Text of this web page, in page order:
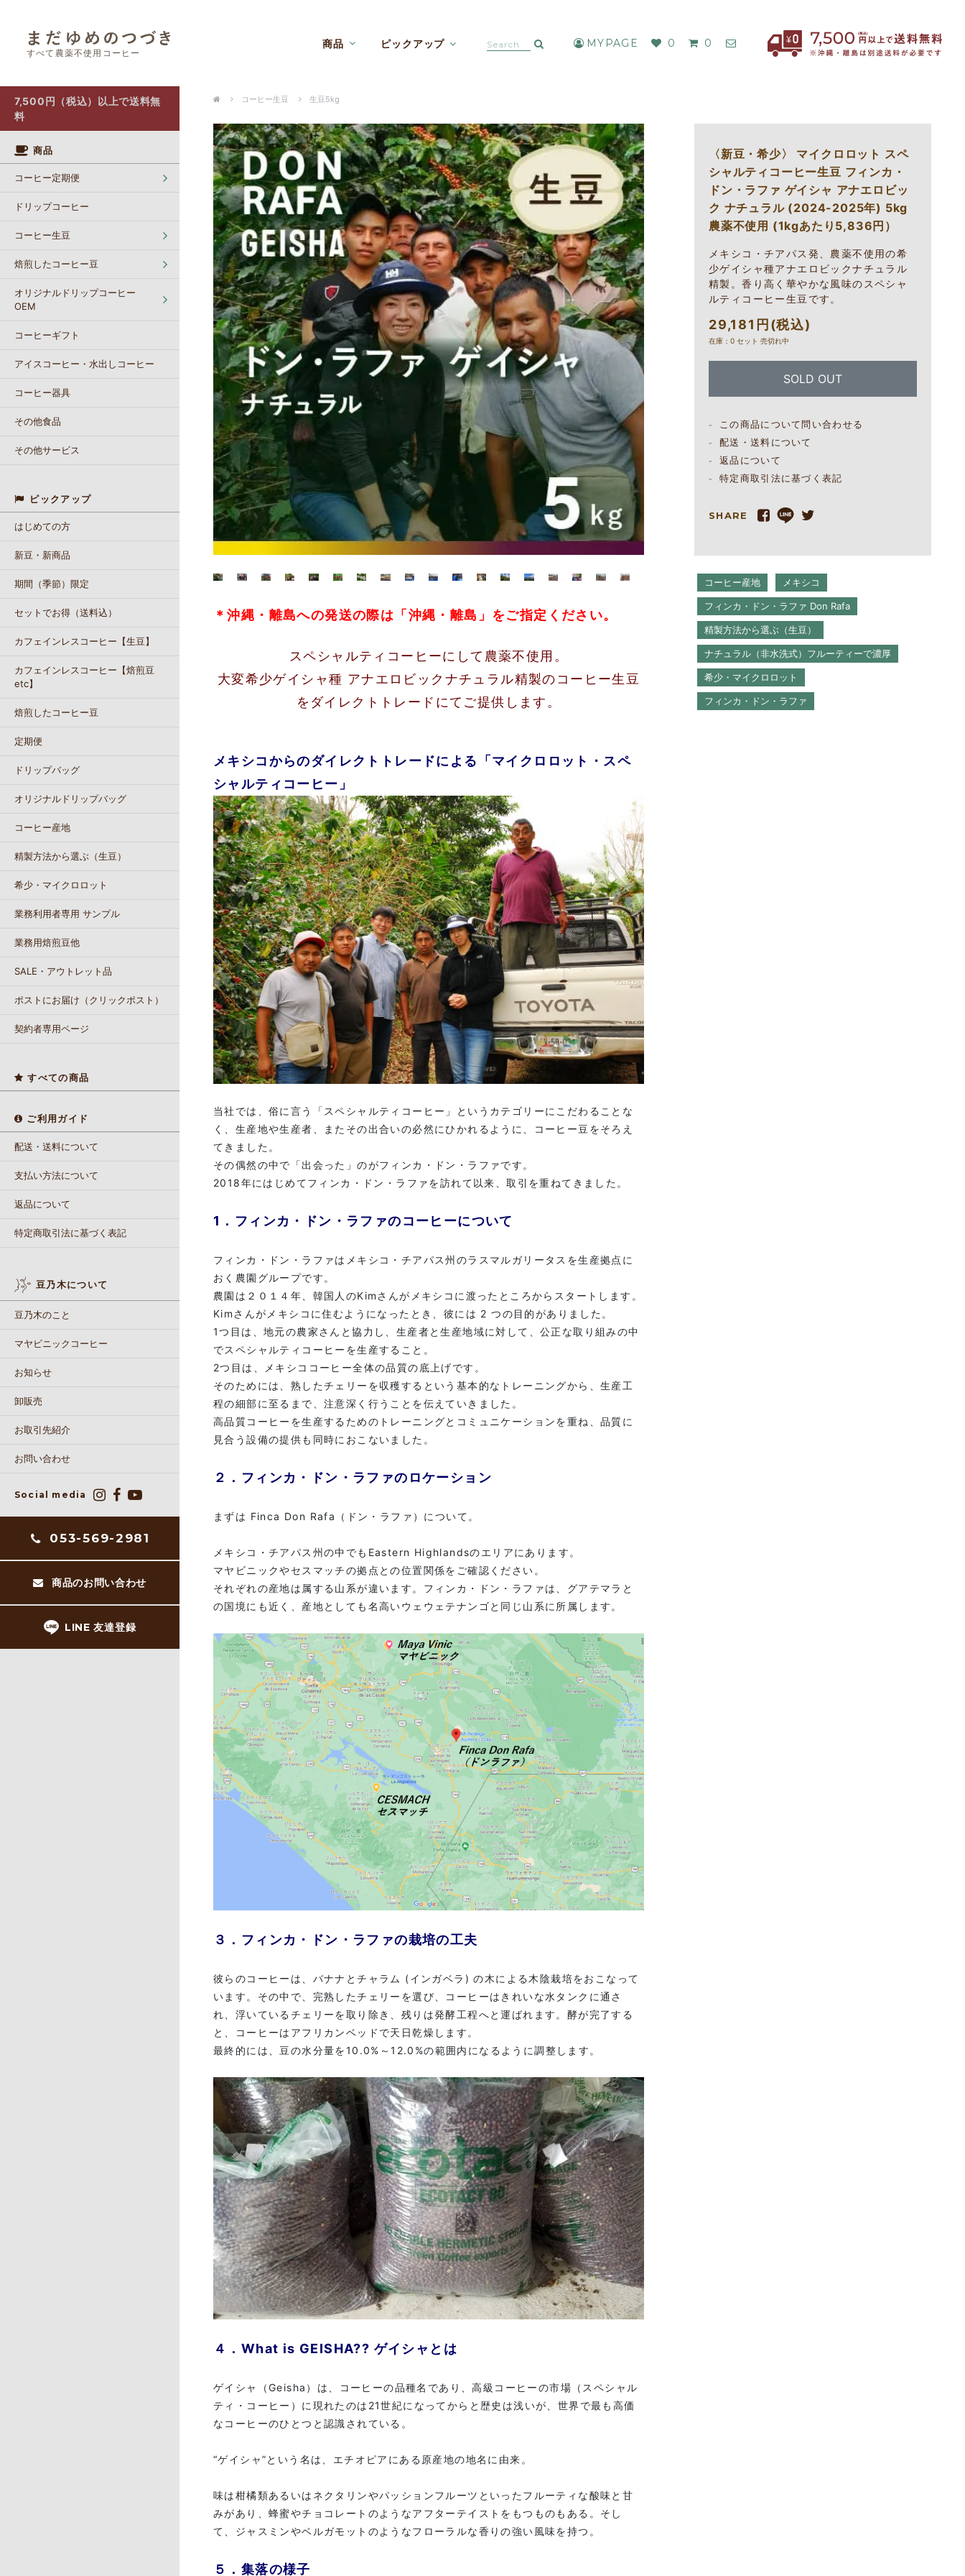
すべて農薬不使用コーヒー
商品 ピックアップ MYPAGE 0 0
7,500円（税込）以上で送料無
料
商品
コーヒー定期便
ドリップコーヒー
コーヒー生豆
焙煎したコーヒー豆
オリジナルドリップコーヒー
OEM
コーヒーギフト
アイスコーヒー・水出しコーヒー
コーヒー器具
その他食品
その他サービス
ピックアップ
はじめての方
新豆・新商品
期間（季節）限定
セットでお得（送料込）
カフェインレスコーヒー【生豆】
カフェインレスコーヒー【焙煎豆
etc】
焙煎したコーヒー豆
定期便
ドリップバッグ
オリジナルドリップバッグ
コーヒー産地
精製方法から選ぶ（生豆）
希少・マイクロロット
業務利用者専用 サンプル
業務用焙煎豆他
SALE・アウトレット品
ポストにお届け（クリックポスト）
契約者専用ページ
すべての商品
ご利用ガイド
配送・送料について
支払い方法について
返品について
特定商取引法に基づく表記
豆乃木について
豆乃木のこと
マヤビニックコーヒー
お知らせ
卸販売
お取引先紹介
お問い合わせ
Social media
053-569-2981
商品のお問い合わせ
LINE 友達登録
コーヒー生豆 生豆5kg
＊沖縄・離島への発送の際は「沖縄・離島」をご指定ください。
スペシャルティコーヒーにして農薬不使用。
大変希少ゲイシャ種 アナエロビックナチュラル精製のコーヒー生豆
をダイレクトトレードにてご提供します。
メキシコからのダイレクトトレードによる「マイクロロット・スペ
シャルティコーヒー」
当社では、俗に言う「スペシャルティコーヒー」というカテゴリーにこだわることな
く、生産地や生産者、またその出合いの必然にひかれるように、コーヒー豆をそろえ
てきました。
その偶然の中で「出会った」のがフィンカ・ドン・ラファです。
2018年にはじめてフィンカ・ドン・ラファを訪れて以来、取引を重ねてきました。
1．フィンカ・ドン・ラファのコーヒーについて
フィンカ・ドン・ラファはメキシコ・チアパス州のラスマルガリータスを生産拠点に
おく農園グループです。
農園は２０１４年、韓国人のKimさんがメキシコに渡ったところからスタートします。
Kimさんがメキシコに住むようになったとき、彼には 2 つの目的がありました。
1つ目は、地元の農家さんと協力し、生産者と生産地域に対して、公正な取り組みの中
でスペシャルティコーヒーを生産すること。
2つ目は、メキシココーヒー全体の品質の底上げです。
そのためには、熟したチェリーを収穫するという基本的なトレーニングから、生産工
程の細部に至るまで、注意深く行うことを伝えていきました。
高品質コーヒーを生産するためのトレーニングとコミュニケーションを重ね、品質に
見合う設備の提供も同時におこないました。
２．フィンカ・ドン・ラファのロケーション
まずは Finca Don Rafa（ドン・ラファ）について。
メキシコ・チアパス州の中でもEastern Highlandsのエリアにあります。
マヤビニックやセスマッチの拠点との位置関係をご確認ください。
それぞれの産地は属する山系が違います。フィンカ・ドン・ラファは、グアテマラと
の国境にも近く、産地としても名高いウェウェテナンゴと同じ山系に所属します。
３．フィンカ・ドン・ラファの栽培の工夫
彼らのコーヒーは、バナナとチャラム (インガベラ) の木による木陰栽培をおこなって
います。その中で、完熟したチェリーを選び、コーヒーはきれいな水タンクに通さ
れ、浮いているチェリーを取り除き、残りは発酵工程へと運ばれます。酵が完了する
と、コーヒーはアフリカンベッドで天日乾燥します。
最終的には、豆の水分量を10.0%～12.0%の範囲内になるように調整します。
４．What is GEISHA?? ゲイシャとは
ゲイシャ（Geisha）は、コーヒーの品種名であり、高級コーヒーの市場（スペシャル
ティ・コーヒー）に現れたのは21世紀になってからと歴史は浅いが、世界で最も高価
なコーヒーのひとつと認識されている。
“ゲイシャ”という名は、エチオピアにある原産地の地名に由来。
味は柑橘類あるいはネクタリンやパッションフルーツといったフルーティな酸味と甘
みがあり、蜂蜜やチョコレートのようなアフターテイストをもつものもある。そし
て、ジャスミンやベルガモットのようなフローラルな香りの強い風味を持つ。
５．集落の様子
〈新豆・希少〉 マイクロロット スペ
シャルティコーヒー生豆 フィンカ・
ドン・ラファ ゲイシャ アナエロビッ
ク ナチュラル (2024-2025年) 5kg
農薬不使用 (1kgあたり5,836円）
メキシコ・チアパス発、農薬不使用の希
少ゲイシャ種アナエロビックナチュラル
精製。香り高く華やかな風味のスペシャ
ルティコーヒー生豆です。
29,181円(税込)
在庫：0 セット 売切れ中
SOLD OUT
この商品について問い合わせる
配送・送料について
返品について
特定商取引法に基づく表記
SHARE
コーヒー産地 メキシコ
フィンカ・ドン・ラファ Don Rafa
精製方法から選ぶ（生豆）
ナチュラル（非水洗式）フルーティーで濃厚
希少・マイクロロット
フィンカ・ドン・ラファ